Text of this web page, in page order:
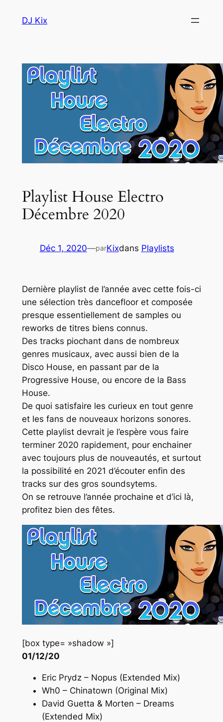
DJ Kix
Playlist House Electro
Décembre 2020
Déc 1, 2020—parKixdans Playlists
Dernière playlist de l’année avec cette fois-ci
une sélection très dancefloor et composée
presque essentiellement de samples ou
reworks de titres biens connus.
Des tracks piochant dans de nombreux
genres musicaux, avec aussi bien de la
Disco House, en passant par de la
Progressive House, ou encore de la Bass
House.
De quoi satisfaire les curieux en tout genre
et les fans de nouveaux horizons sonores.
Cette playlist devrait je l’espère vous faire
terminer 2020 rapidement, pour enchainer
avec toujours plus de nouveautés, et surtout
la possibilité en 2021 d’écouter enfin des
tracks sur des gros soundsytems.
On se retrouve l’année prochaine et d’ici là,
profitez bien des fêtes.
[box type= »shadow »]
01/12/20
Eric Prydz – Nopus (Extended Mix)
Wh0 – Chinatown (Original Mix)
David Guetta & Morten – Dreams
(Extended Mix)